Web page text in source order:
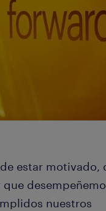
estar motivado,
nuestros